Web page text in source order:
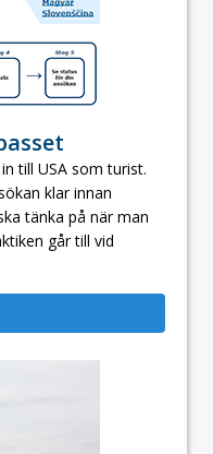
till USA som turist.
klar innan
tänka på när man
går till vid